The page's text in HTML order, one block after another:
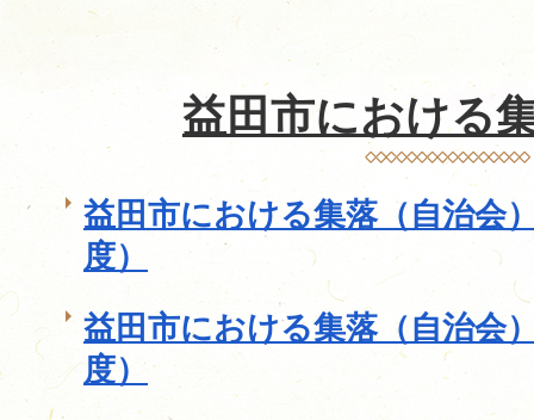
益田市における
益田市における集落（自治会
度）
益田市における集落（自治会
度）